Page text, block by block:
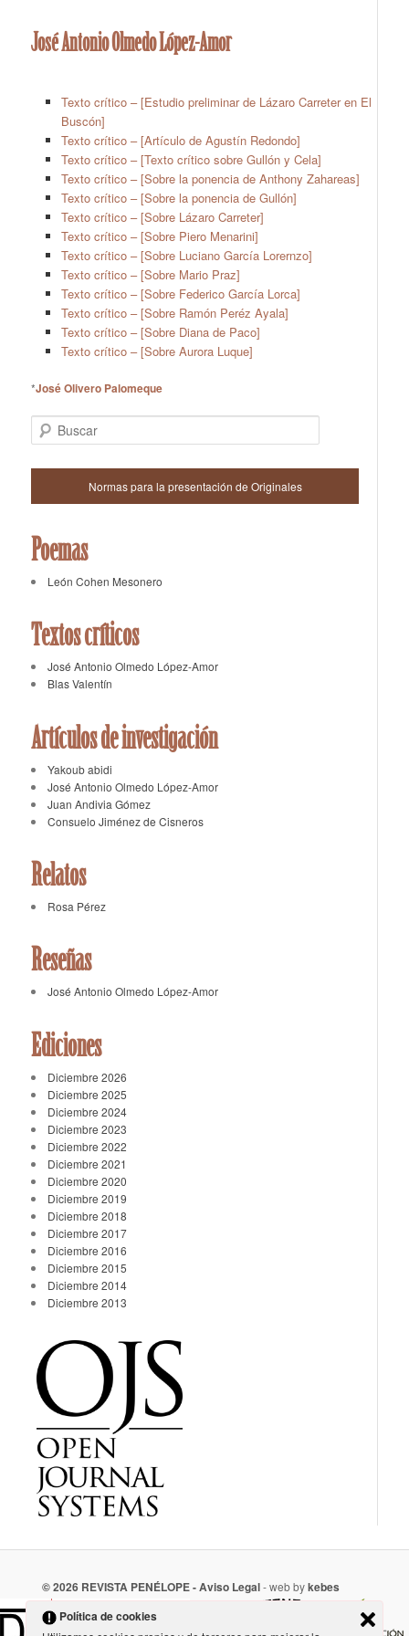
José Antonio Olmedo López-Amor
Texto crítico – [Estudio preliminar de Lázaro Carreter en El
Buscón]
Texto crítico – [Artículo de Agustín Redondo]
Texto crítico – [Texto crítico sobre Gullón y Cela]
Texto crítico – [Sobre la ponencia de Anthony Zahareas]
Texto crítico – [Sobre la ponencia de Gullón]
Texto crítico – [Sobre Lázaro Carreter]
Texto crítico – [Sobre Piero Menarini]
Texto crítico – [Sobre Luciano García Lorernzo]
Texto crítico – [Sobre Mario Praz]
Texto crítico – [Sobre Federico García Lorca]
Texto crítico – [Sobre Ramón Peréz Ayala]
Texto crítico – [Sobre Diana de Paco]
Texto crítico – [Sobre Aurora Luque]
*José Olivero Palomeque
Buscar
Normas para la presentación de Originales
Poemas
León Cohen Mesonero
Textos críticos
José Antonio Olmedo López-Amor
Blas Valentín
Artículos de investigación
Yakoub abidi
José Antonio Olmedo López-Amor
Juan Andivia Gómez
Consuelo Jiménez de Cisneros
Relatos
Rosa Pérez
Reseñas
José Antonio Olmedo López-Amor
Ediciones
Diciembre 2026
Diciembre 2025
Diciembre 2024
Diciembre 2023
Diciembre 2022
Diciembre 2021
Diciembre 2020
Diciembre 2019
Diciembre 2018
Diciembre 2017
Diciembre 2016
Diciembre 2015
Diciembre 2014
Diciembre 2013
© 2026 REVISTA PENÉLOPE -Aviso Legal- web bykebes
Política de cookies